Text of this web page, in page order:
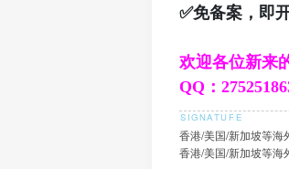
✅免备案，即
欢迎各位新来
QQ：
香港/美国/新加坡等海
香港/美国/新加坡等海